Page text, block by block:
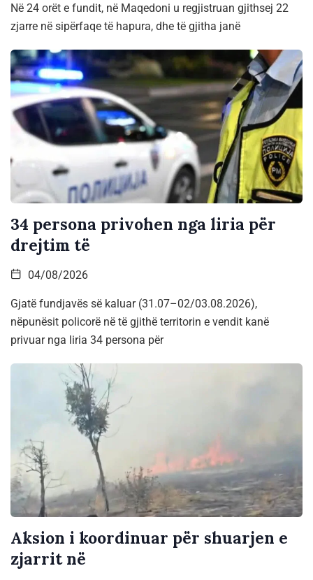
Në 24 orët e fundit, në Maqedoni u regjistruan gjithsej 22
zjarre në sipërfaqe të hapura, dhe të gjitha janë
34 persona privohen nga liria për
drejtim të
04/08/2026
Gjatë fundjavës së kaluar (31.07–02/03.08.2026),
nëpunësit policorë në të gjithë territorin e vendit kanë
privuar nga liria 34 persona për
Aksion i koordinuar për shuarjen e
zjarrit në